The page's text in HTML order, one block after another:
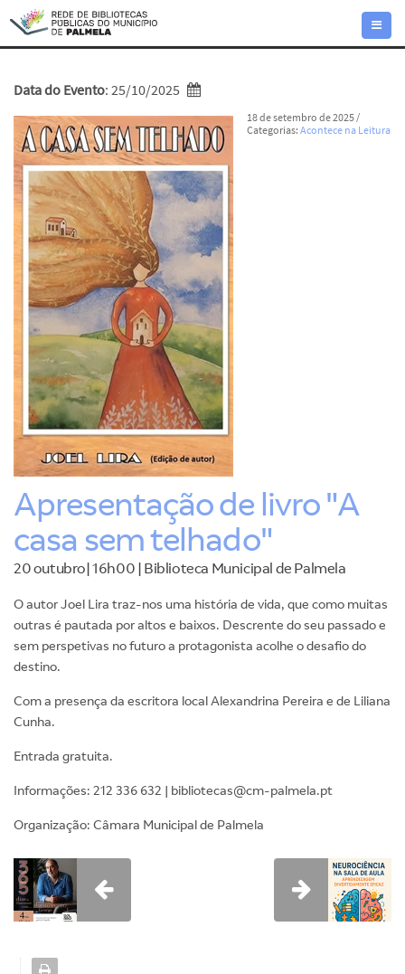
Toggle
Data do Evento: 25/10/2025
18 de setembro de 2025/
Categorias: Acontece na Leitura
Apresentação de livro "A
casa sem telhado"
20 outubro| 16h00 | Biblioteca Municipal de Palmela
O autor Joel Lira traz-nos uma história de vida, que como muitas
outras é pautada por altos e baixos. Descrente do seu passado e
sem perspetivas no futuro a protagonista acolhe o desafio do
destino.
Com a presença da escritora local Alexandrina Pereira e de Liliana
Cunha.
Entrada gratuita.
Informações: 212 336 632 | bibliotecas@cm-palmela.pt
Organização: Câmara Municipal de Palmela